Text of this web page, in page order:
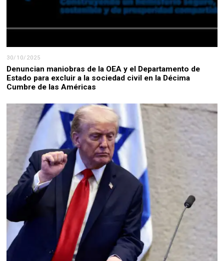
30/10/2025
Denuncian maniobras de la OEA y el Departamento de
Estado para excluir a la sociedad civil en la Décima
Cumbre de las Américas